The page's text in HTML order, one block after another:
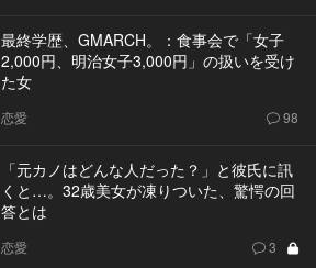
最終学歴、GMARCH。：食事会で「女子
2,000円、明治女子3,000円」の扱いを受け
た女
恋愛 98
「元カノはどんな人だった？」と彼氏に訊
くと…。32歳美女が凍りついた、驚愕の回
答とは
恋愛 3